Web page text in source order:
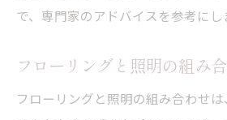
で、専門家のアドバイスを参考にし
フローリングと照明の組み
フローリングと照明の組み合わせ